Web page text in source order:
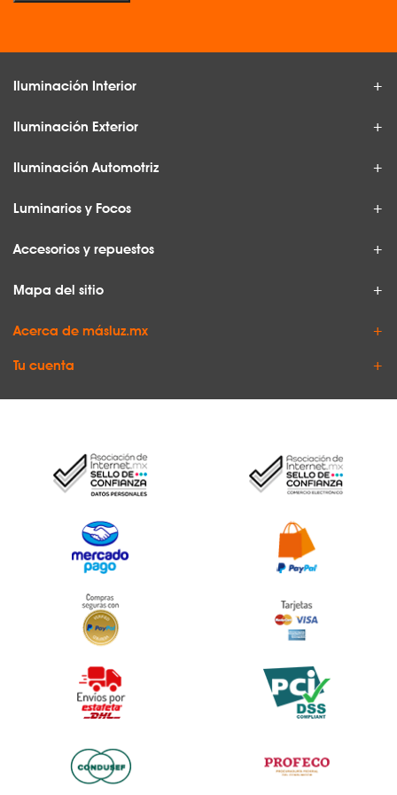
Iluminación Interior
Iluminación Exterior
Iluminación Automotriz
Luminarios y Focos
Accesorios y repuestos
Mapa del sitio
Acerca de másluz.mx
Tu cuenta